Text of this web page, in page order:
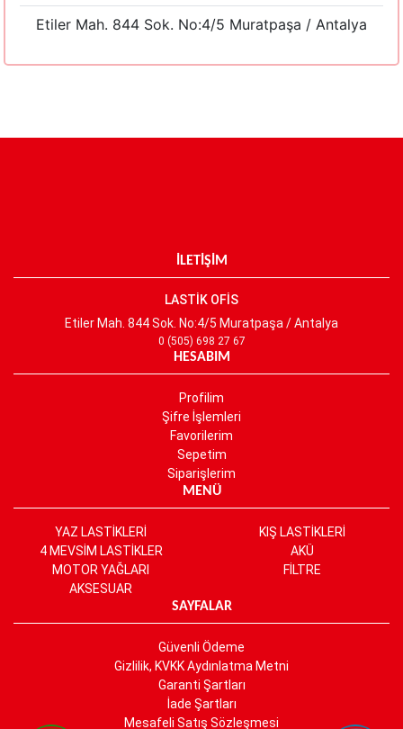
Etiler Mah. 844 Sok. No:4/5 Muratpaşa / Antalya
İLETİŞİM
LASTİK OFİS
Etiler Mah. 844 Sok. No:4/5 Muratpaşa / Antalya
0 (505) 698 27 67
HESABIM
Profilim
Şifre İşlemleri
Favorilerim
Sepetim
Siparişlerim
MENÜ
YAZ LASTİKLERİ
KIŞ LASTİKLERİ
4 MEVSİM LASTİKLER
AKÜ
MOTOR YAĞLARI
FİLTRE
AKSESUAR
SAYFALAR
Güvenli Ödeme
Gizlilik, KVKK Aydınlatma Metni
Garanti Şartları
İade Şartları
Mesafeli Satış Sözleşmesi